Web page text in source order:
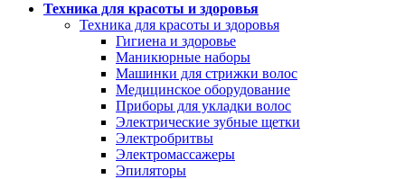
Техника для красоты и здоровья
Техника для красоты и здоровья
Гигиена и здоровье
Маникюрные наборы
Машинки для стрижки волос
Медицинское оборудование
Приборы для укладки волос
Электрические зубные щетки
Электробритвы
Электромассажеры
Эпиляторы